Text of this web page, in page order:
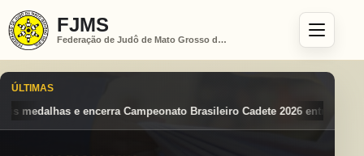
FJMS
Federação de Judô de Mato Grosso do Sul
ÚLTIMAS
Brasileiro Cadete 2026 entre os destaques nacionais Mato Grosso